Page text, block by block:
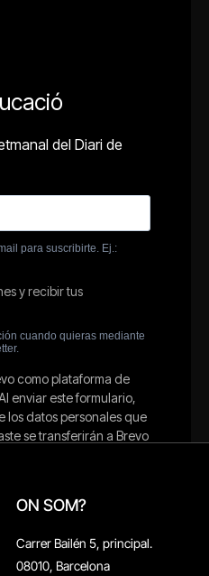
ON SOM?
Carrer Bailén 5, principal.
08010, Barcelona